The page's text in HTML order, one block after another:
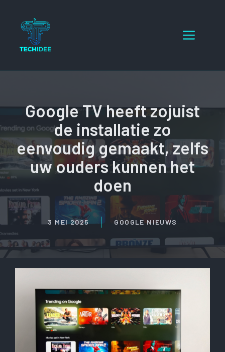
inhoud
Menu
Google TV heeft zojuist
de installatie zo
eenvoudig gemaakt, zelfs
uw ouders kunnen het
doen
3 MEI 2025 GOOGLE NIEUWS